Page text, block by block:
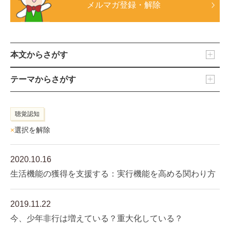
メルマガ登録・解除
本文からさがす
テーマからさがす
聴覚認知
×選択を解除
2020.10.16
生活機能の獲得を支援する：実行機能を高める関わり方
2019.11.22
今、少年非行は増えている？重大化している？